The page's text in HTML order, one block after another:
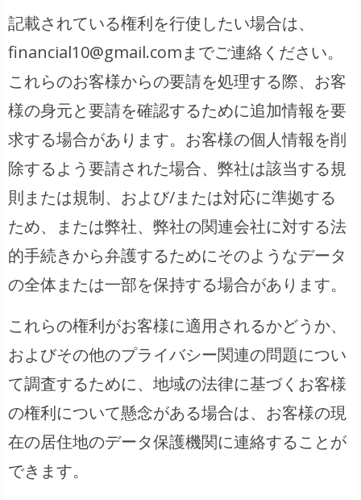
記載されている権利を行使したい場合は、
financial10@gmail.comまでご連絡ください。
これらのお客様からの要請を処理する際、お客
様の身元と要請を確認するために追加情報を要
求する場合があります。お客様の個人情報を削
除するよう要請された場合、弊社は該当する規
則または規制、および/または対応に準拠する
ため、または弊社、弊社の関連会社に対する法
的手続きから弁護するためにそのようなデータ
の全体または一部を保持する場合があります。
これらの権利がお客様に適用されるかどうか、
およびその他のプライバシー関連の問題につい
て調査するために、地域の法律に基づくお客様
の権利について懸念がある場合は、お客様の現
在の居住地のデータ保護機関に連絡することが
できます。